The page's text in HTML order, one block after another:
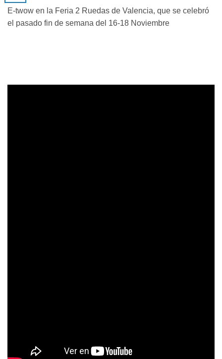
E-twow en la Feria 2 Ruedas de Valencia, que se celebró
el pasado fin de semana del 16-18 Noviembre